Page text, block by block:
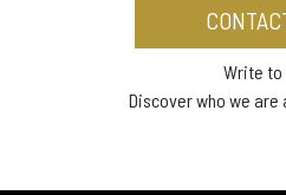
Write to
Discover who we are